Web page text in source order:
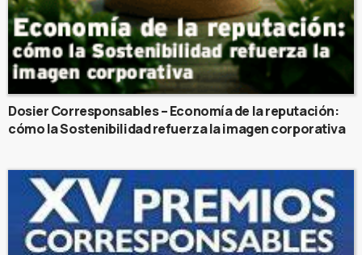
Dosier Corresponsables – Economía de la reputación:
cómo la Sostenibilidad refuerza la imagen corporativa